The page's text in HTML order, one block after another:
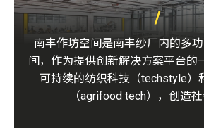
南丰作坊空间是南丰纱厂内的多
间，作为提供创新解决方案平台的
可持续的纺织科技（techstyle）
（agrifood tech），创造社